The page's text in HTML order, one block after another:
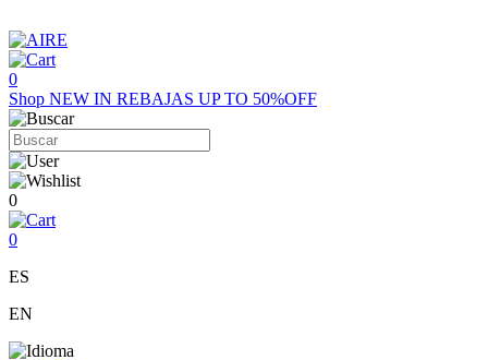
0
Shop NEW IN REBAJAS UP TO 50%OFF
0
0
ES
EN